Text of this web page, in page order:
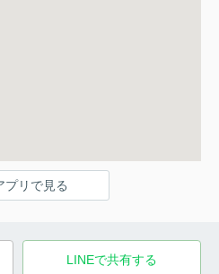
プリで見る
LINEで共有する